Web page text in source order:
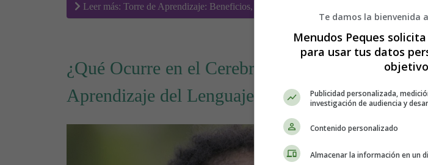
Leer más: Torre de Aprendizaje: Beneficios, Usos y Consejos de Compra
¿Qué Ocurre en el Cerebro Infantil durante el
Aprendizaje del Lenguaje? 🧠👶
Te damos la bienvenida
Menudos Peques
para usar tus datos
Publicidad personalizada,
investigación de audiencia y
Contenido personalizado
Almacenar la información en un